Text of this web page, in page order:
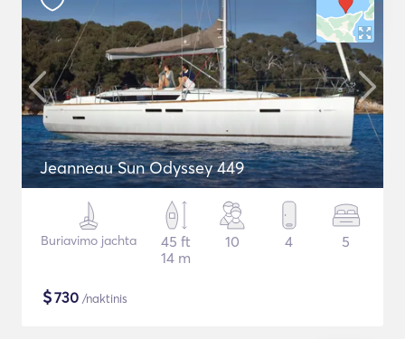
Jeanneau Sun Odyssey 449
Buriavimo jachta
45 ft
14 m
10 4 5
$730 /naktinis